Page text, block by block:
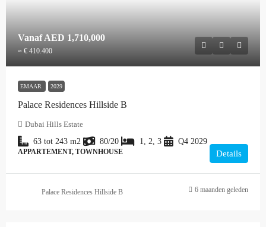
VanafAED 1,710,000
≈ € 410.400
EMAAR 2029
Palace Residences Hillside B
Dubai Hills Estate
63 tot 243 m2 80/20 1, 2, 3 Q4 2029
APPARTEMENT, TOWNHOUSE Details
Palace Residences Hillside B 6 maanden geleden